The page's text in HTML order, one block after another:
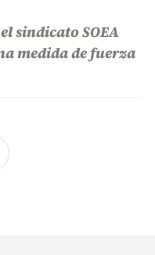
sindicato SOEA
medida de fuerza